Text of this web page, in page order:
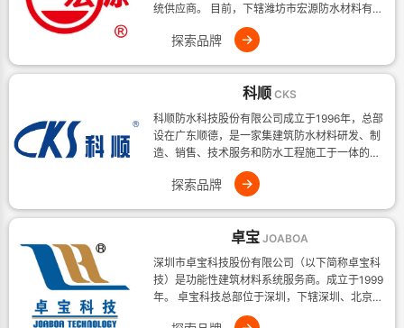
统供应商。 目前，下辖潍坊市宏源防水材料有限
公司、四川省宏源防水
探索品牌 →
科顺 CKS
科顺防水科技股份有限公司成立于1996年，总部
设在广东顺德，是一家集建筑防水材料研发、制
造、销售、技术服务和防水工程施工于一体的企
业 科顺防水现有工程防
探索品牌 →
卓宝 JOABOA
深圳市卓宝科技股份有限公司（以下简称卓宝科
技）是功能性建筑材料系统服务商。成立于1999
年。 卓宝科技总部位于深圳，下辖深圳、北京、
湖北、武汉、苏州、成